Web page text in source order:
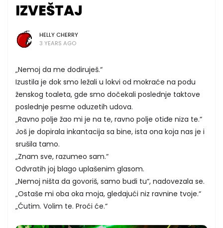
IZVEŠTAJ
HELLY CHERRY
3 YEARS AGO
„Nemoj da me dodiruješ.“
Izustila je dok smo ležali u lokvi od mokraće na podu
ženskog toaleta, gde smo dočekali poslednje taktove
poslednje pesme oduzetih udova.
„Ravno polje žao mi je na te, ravno polje otiđe niza te.“
Još je dopirala inkantacija sa bine, ista ona koja nas je i
srušila tamo.
„Znam sve, razumeo sam.“
Odvratih joj blago uplašenim glasom.
„Nemoj ništa da govoriš, samo budi tu“, nadovezala se.
„Ostaše mi oba oka moja, gledajući niz ravnine tvoje.“
„Ćutim. Volim te. Proći će.“